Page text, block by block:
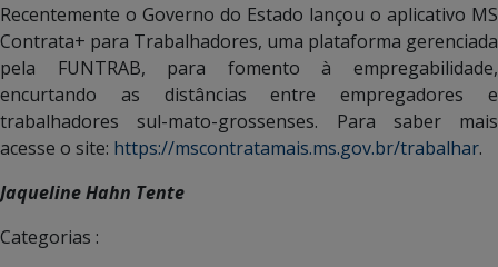
Recentemente o Governo do Estado lançou o aplicativo MS
Contrata+ para Trabalhadores, uma plataforma gerenciada
pela FUNTRAB, para fomento à empregabilidade,
encurtando as distâncias entre empregadores e
trabalhadores sul-mato-grossenses. Para saber mais
acesse o site: https://mscontratamais.ms.gov.br/trabalhar.
Jaqueline Hahn Tente
Categorias :